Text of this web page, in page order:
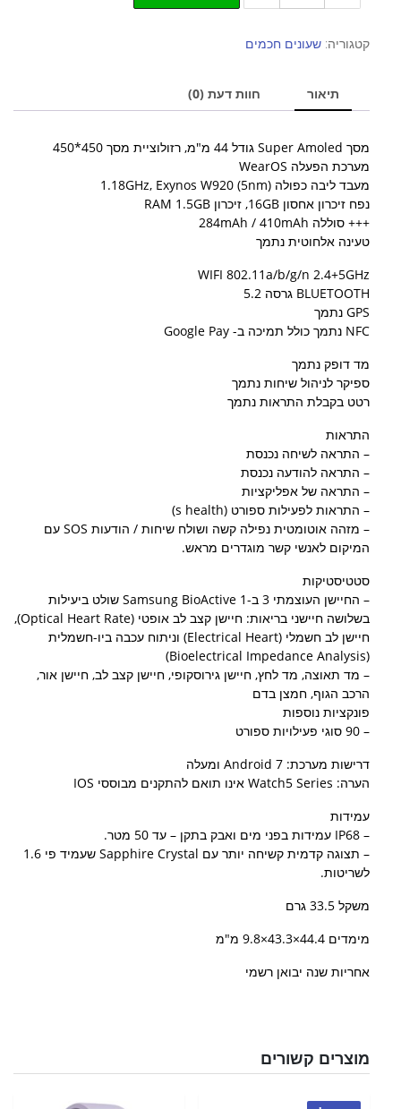
חכם
BT
R910
קטגוריה: שעונים חכמים
תיאור חוות דעת (0)
מסך Super Amoled גודל ​44 מ"מ, רזולוציית מסך 450*450
מערכת הפעלה WearOS
מעבד ​ליבה כפולה 1.18GHz, Exynos W920 (5nm)
נפח זיכרון אחסון 16GB, זיכרון RAM 1.5GB
+++ סוללה 284mAh / 410mAh
טעינה אלחוטית נתמך
WIFI 802.11a/b/g/n 2.4+5GHz
BLUETOOTH גרסה 5.2
GPS נתמך
NFC נתמך כולל תמיכה ב- Google Pay
מד דופק נתמך
ספיקר לניהול שיחות נתמך
רטט בקבלת התראות נתמך
התראות
– התראה לשיחה נכנסת
– התראה להודעה נכנסת
– התראה של אפליקציות
– התראות לפעילות ספורט (s health)
– מזהה אוטומטית נפילה קשה ושולח שיחות / הודעות SOS עם
המיקום לאנשי קשר מוגדרים מראש.
סטטיסטיקות
– החיישן העוצמתי 3 ב-1 Samsung BioActive שולט ביעילות
בשלושה חיישני בריאות: חיישן קצב לב אופטי (Optical Heart Rate),
חיישן לב חשמלי (Electrical Heart) וניתוח עכבה ביו-חשמלית
(Bioelectrical Impedance Analysis)
– מד תאוצה, מד לחץ, חיישן גירוסקופי, חיישן קצב לב, חיישן אור,
הרכב הגוף, חמצן בדם
פונקציות נוספות
– 90 סוגי פעילויות ספורט
דרישות מערכת: ​Android 7 ומעלה
הערה: Watch5 Series אינו תואם להתקנים מבוססי IOS
עמידות
– IP68 עמידות בפני מים ואבק בתקן – עד 50 מטר.
– תצוגה קדמית קשיחה יותר עם Sapphire Crystal שעמיד פי 1.6
לשריטות.
משקל 33.5 גרם
מימדים 44.4×43.3×9.8 מ"מ
אחריות שנה יבואן רשמי
מוצרים קשורים